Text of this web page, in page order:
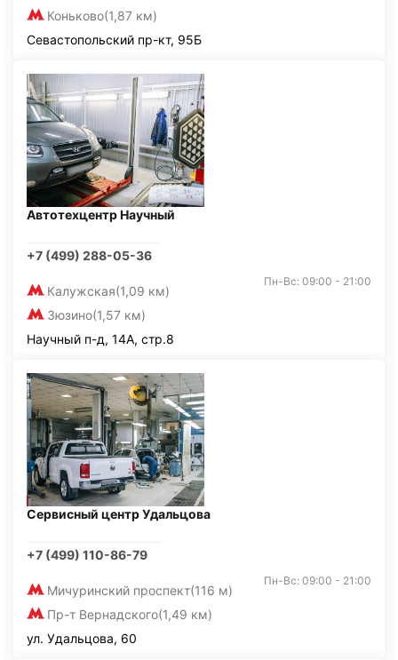
Коньково(1,87 км)
Севастопольский пр-кт, 95Б
Автотехцентр Научный
+7 (499) 288-05-36
Калужская(1,09 км)
Зюзино(1,57 км)
Пн-Вс: 09:00 - 21:00
Научный п-д, 14А, стр.8
Сервисный центр Удальцова
+7 (499) 110-86-79
Мичуринский проспект(116 м)
Пр-т Вернадского(1,49 км)
Пн-Вс: 09:00 - 21:00
ул. Удальцова, 60